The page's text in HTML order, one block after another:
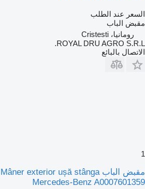
السعر عند الطلب
مقبض الباب
رومانيا، Cristesti
ROYAL DRU AGRO S.R.L.
الاتصال بالبائع
1
Mercedes-Benz A0007601359